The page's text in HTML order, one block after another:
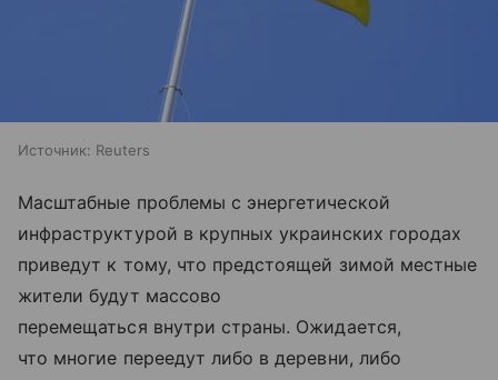
Источник: Reuters
Масштабные проблемы с энергетической
инфраструктурой в крупных украинских городах
приведут к тому, что предстоящей зимой местные
жители будут массово
перемещаться внутри страны. Ожидается,
что многие переедут либо в деревни, либо